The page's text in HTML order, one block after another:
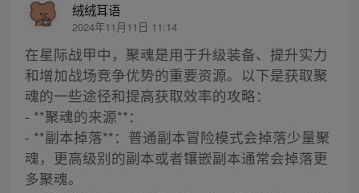
绒绒耳语
2024年11月11日 11:14
在星际战甲中，聚魂是用于升级装备、提升实力
和增加战场竞争优势的重要资源。以下是获取聚
魂的一些途径和提高获取效率的攻略：
- **聚魂的来源**：
- **副本掉落**：普通副本冒险模式会掉落少量聚
魂，更高级别的副本或者镶嵌副本通常会掉落更
多聚魂。